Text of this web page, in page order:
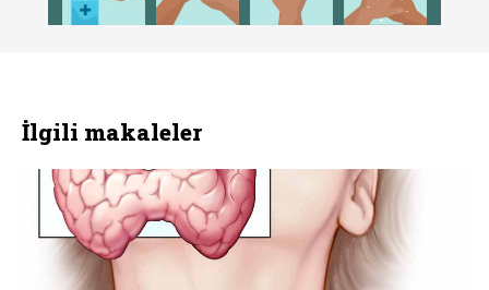
İlgili makaleler